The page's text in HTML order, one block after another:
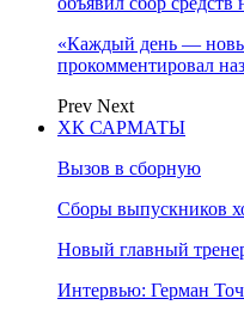
«Каждый день —
прокомментировал
Prev Next
ХК САРМАТЫ
Вызов в сборную
Сборы выпускников
Новый главный
Интервью: Герман